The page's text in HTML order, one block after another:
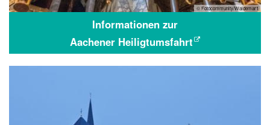
© Fotocommunity/Waldemar1
Informationen zur
Aachener Heiligtumsfahrt